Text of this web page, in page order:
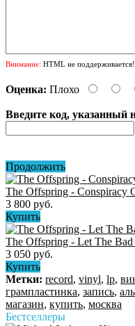
Внимание: HTML не
Оценка: Плохо
Введите код, указанный
Продолжить
The Offspring - Conspiracy
3 800 руб.
Купить
The Offspring - Let The Bad
3 050 руб.
Купить
Метки: record, vinyl, lp,
грампластинка, запись,
магазин, купить, москва
Бестселлеры